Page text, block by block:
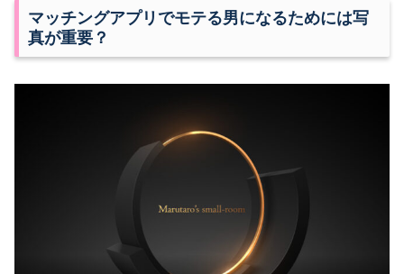
マッチングアプリでモテる男になるためには写
真が重要？